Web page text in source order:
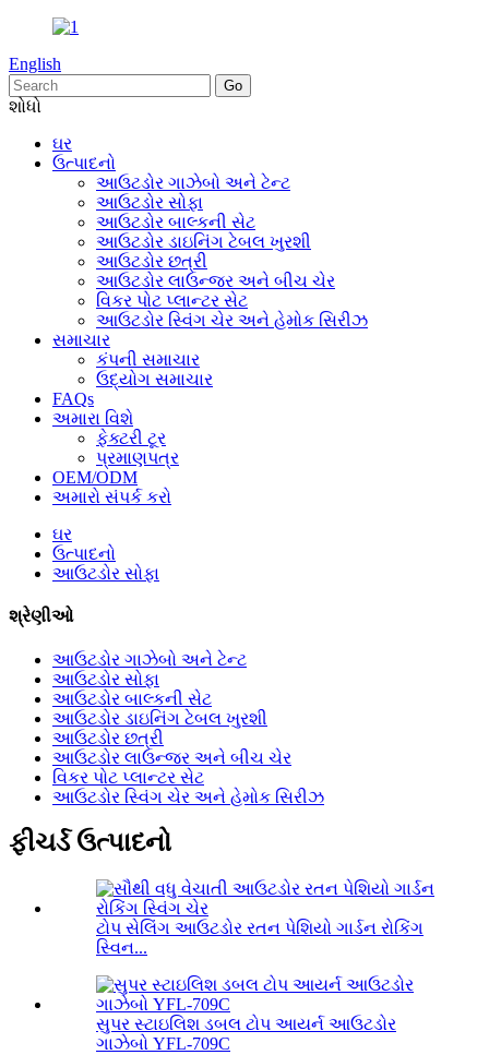
English
શોધો
ઘર
ઉત્પાદનો
આઉટડોર ગાઝેબો અને ટેન્ટ
આઉટડોર સોફા
આઉટડોર બાલ્કની સેટ
આઉટડોર ડાઇનિંગ ટેબલ ખુરશી
આઉટડોર છત્રી
આઉટડોર લાઉન્જર અને બીચ ચેર
વિકર પોટ પ્લાન્ટર સેટ
આઉટડોર સ્વિંગ ચેર અને હેમોક સિરીઝ
સમાચાર
કંપની સમાચાર
ઉદ્યોગ સમાચાર
FAQs
અમારા વિશે
ફેક્ટરી ટૂર
પ્રમાણપત્ર
OEM/ODM
અમારો સંપર્ક કરો
ઘર
ઉત્પાદનો
આઉટડોર સોફા
શ્રેણીઓ
આઉટડોર ગાઝેબો અને ટેન્ટ
આઉટડોર સોફા
આઉટડોર બાલ્કની સેટ
આઉટડોર ડાઇનિંગ ટેબલ ખુરશી
આઉટડોર છત્રી
આઉટડોર લાઉન્જર અને બીચ ચેર
વિકર પોટ પ્લાન્ટર સેટ
આઉટડોર સ્વિંગ ચેર અને હેમોક સિરીઝ
ફીચર્ડ ઉત્પાદનો
ટોપ સેલિંગ આઉટડોર રતન પેશિયો ગાર્ડન રોકિંગ
સ્વિન...
સુપર સ્ટાઇલિશ ડબલ ટોપ આયર્ન આઉટડોર
ગાઝેબો YFL-709C